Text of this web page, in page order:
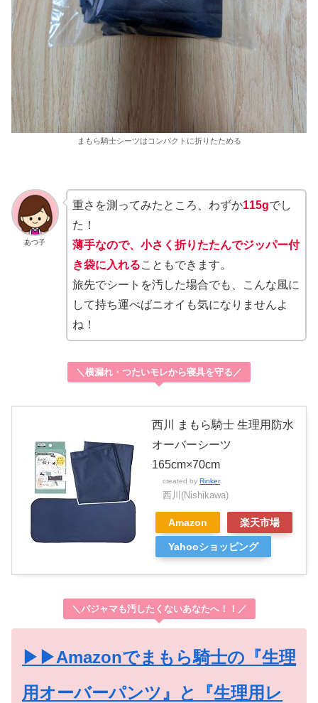
まもら騎士シーツはコンパクトに折りたためる
あつ子
重さを測ってみたところ、わずか115gでし
た！
薄手なので、小さく折りたたんでジッパー付
き袋に入れることもできます。
旅先でシートを汚した場合でも、こんな風に
して持ち運べばニオイも気になりませんよ
ね！
＼横漏れ・つたいモレから寝具を守る／
西川 まもら騎士 生理用防水
オーバーシーツ
165cm×70cm
created by Rinker
西川(Nishikawa)
Amazon 楽天市場
Yahooショッピング
＼パジャマも汚したくないあなたへ！！／
▶▶Amazonでまもら騎士の『生理
用オーバーパンツ』と『生理用レ